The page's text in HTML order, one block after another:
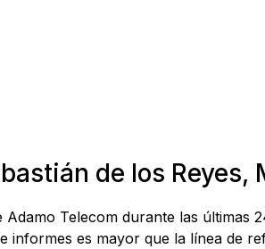
de los Reyes,
Telecom durante las últimas
es mayor que la línea de